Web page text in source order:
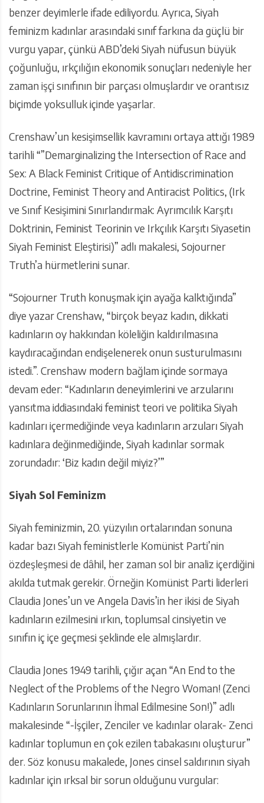
benzer deyimlerle ifade ediliyordu. Ayrıca, Siyah
feminizm kadınlar arasındaki sınıf farkına da güçlü bir
vurgu yapar, çünkü ABD’deki Siyah nüfusun büyük
çoğunluğu, ırkçılığın ekonomik sonuçları nedeniyle her
zaman işçi sınıfının bir parçası olmuşlardır ve orantısız
biçimde yoksulluk içinde yaşarlar.
Crenshaw’un kesişimsellik kavramını ortaya attığı 1989
tarihli “”Demarginalizing the Intersection of Race and
Sex: A Black Feminist Critique of Antidiscrimination
Doctrine, Feminist Theory and Antiracist Politics, (Irk
ve Sınıf Kesişimini Sınırlandırmak: Ayrımcılık Karşıtı
Doktrinin, Feminist Teorinin ve Irkçılık Karşıtı Siyasetin
Siyah Feminist Eleştirisi)” adlı makalesi, Sojourner
Truth’a hürmetlerini sunar.
“Sojourner Truth konuşmak için ayağa kalktığında”
diye yazar Crenshaw, “birçok beyaz kadın, dikkati
kadınların oy hakkından köleliğin kaldırılmasına
kaydıracağından endişelenerek onun susturulmasını
istedi.”. Crenshaw modern bağlam içinde sormaya
devam eder: “Kadınların deneyimlerini ve arzularını
yansıtma iddiasındaki feminist teori ve politika Siyah
kadınları içermediğinde veya kadınların arzuları Siyah
kadınlara değinmediğinde, Siyah kadınlar sormak
zorundadır: ‘Biz kadın değil miyiz?’”
Siyah Sol Feminizm
Siyah feminizmin, 20. yüzyılın ortalarından sonuna
kadar bazı Siyah feministlerle Komünist Parti’nin
özdeşleşmesi de dâhil, her zaman sol bir analiz içerdiğini
akılda tutmak gerekir. Örneğin Komünist Parti liderleri
Claudia Jones’un ve Angela Davis’in her ikisi de Siyah
kadınların ezilmesini ırkın, toplumsal cinsiyetin ve
sınıfın iç içe geçmesi şeklinde ele almışlardır.
Claudia Jones 1949 tarihli, çığır açan “An End to the
Neglect of the Problems of the Negro Woman! (Zenci
Kadınların Sorunlarının İhmal Edilmesine Son!)” adlı
makalesinde “-İşçiler, Zenciler ve kadınlar olarak- Zenci
kadınlar toplumun en çok ezilen tabakasını oluşturur”
der. Söz konusu makalede, Jones cinsel saldırının siyah
kadınlar için ırksal bir sorun olduğunu vurgular: